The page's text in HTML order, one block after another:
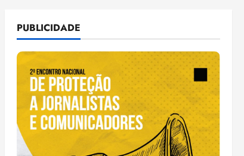
PUBLICIDADE